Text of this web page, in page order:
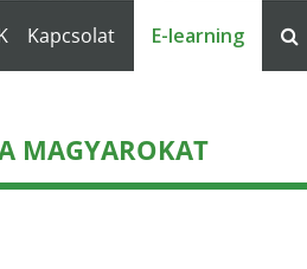
Kapcsolat E-learning
MAGYAROKAT